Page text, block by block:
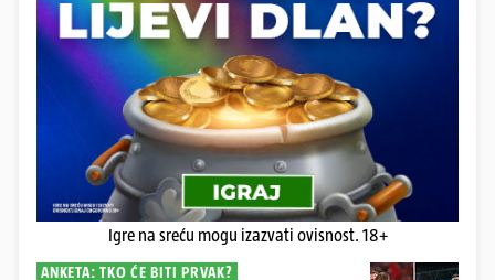
Igre na sreću mogu izazvati ovisnost. 18+
ANKETA: TKO ĆE BITI PRVAK?